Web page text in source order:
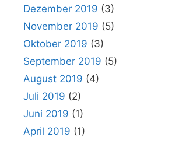
Dezember 2019 (3)
November 2019 (5)
Oktober 2019 (3)
September 2019 (5)
August 2019 (4)
Juli 2019 (2)
Juni 2019 (1)
April 2019 (1)